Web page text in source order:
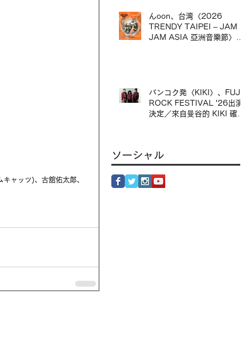
ャッツ)、古舘佑太郎、
んoon、台湾〈2026
TRENDY TAIPEI – JAM
JAM ASIA 亞洲音樂節〉出
バンコク発〈KIKI〉、FUJI
ROCK FESTIVAL '26出演
決定／來自曼谷的 KIKI 確定
ソーシャル